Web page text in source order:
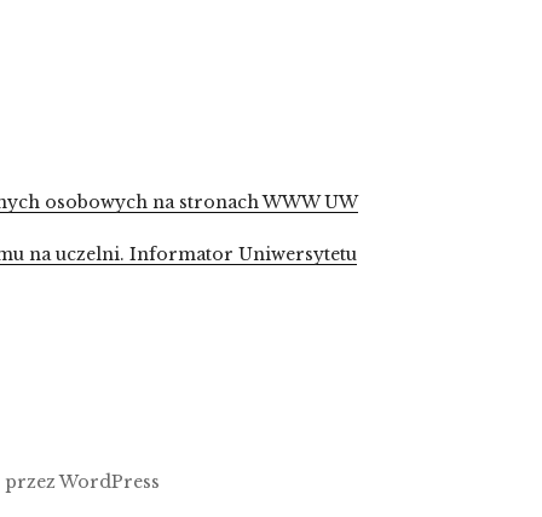
osobowych na stronach WWW UW
na uczelni. Informator Uniwersytetu
WordPress